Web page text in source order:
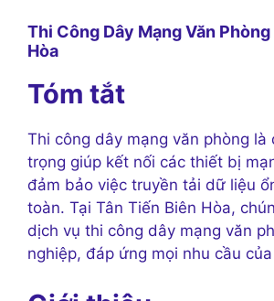
Thi Công Dây Mạng Văn
Hòa
Tóm tắt
Thi công dây mạng văn phòng là
trọng giúp kết nối các thiết bị
đảm bảo việc truyền tải dữ liệu
toàn. Tại Tân Tiến Biên Hòa,
dịch vụ thi công dây mạng văn
nghiệp, đáp ứng mọi nhu cầu